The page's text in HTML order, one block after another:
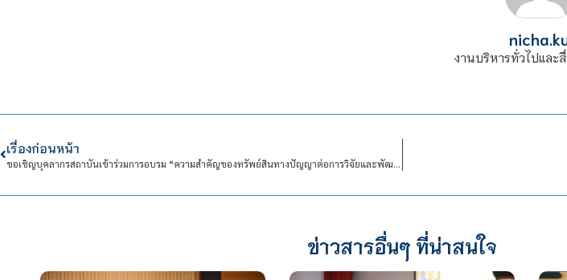
งานบริหารทั่วไปและ
เรื่องก่อนหน้า
ขอเชิญบุคลากรสถาบันเข้าร่วมการอบรม “ความสำคัญของทรัพย์สินทางปัญญาต่อการวิจัยและพัฒนา”
ข่าวสารอื่นๆ ที่น่าสนใจ